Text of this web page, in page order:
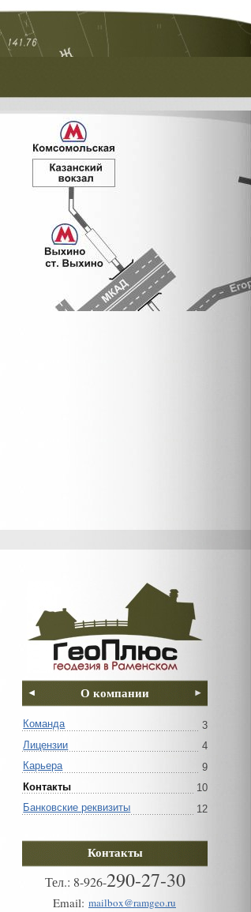
О компании
Команда
3
Лицензии
4
Карьера
9
Контакты
10
Банковские реквизиты
12
Контакты
Тел.: 8-926-290-27-30
Email: mailbox@ramgeo.ru